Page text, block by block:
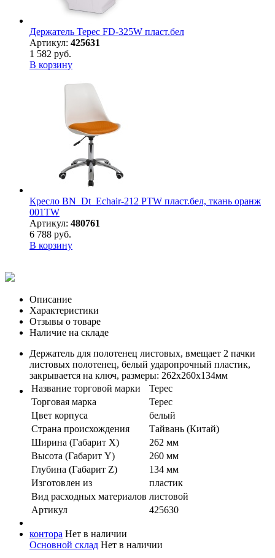
Держатель Терес FD-325W пласт.бел
Артикул: 425631
1 582 руб.
В корзину
Кресло BN_Dt_Echair-212 PTW пласт.бел, ткань оранж
001TW
Артикул: 480761
6 788 руб.
В корзину
Описание
Характеристики
Отзывы о товаре
Наличие на складе
Держатель для пoлoтенец листовых, вмещает 2 пачки
листовых пoлoтенец, белый ударопрочный пластик,
закрывается на ключ, размеры: 262х260х134мм
Название торговой марки
Терес
Торговая марка
Терес
Цвет корпуса
белый
Страна происхождения
Тайвань (Китай)
Ширина (Габарит X)
262 мм
Высота (Габарит Y)
260 мм
Глубина (Габарит Z)
134 мм
Изготовлен из
пластик
Вид расходных материалов листовой
Артикул
425630
контора Нет в наличии
Основной склад Нет в наличии